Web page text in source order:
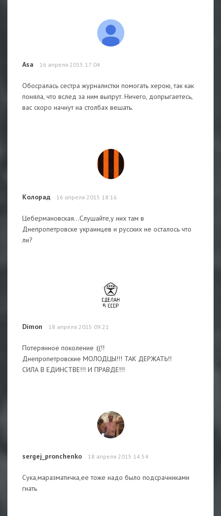
Asa 16 апреля 2015 17:04
Обосралась сестра журналистки помогать херою, так как
поняла, что вслед за ним выпрут. Ничего, допрыгаетесь,
вас скоро начнут на столбах вешать.
Колорад 16 апреля 2015 18:16
Цебермановская...Слушайте,у них там в
Днепропетровске украинцев и русских не осталось что
ли?
Dimon 18 апреля 2015 09:21
Потерянное поколение :((!!
Днепропетровские МОЛОДЦЫ!!! ТАК ДЕРЖАТЬ!!
СИЛА В ЕДИНСТВЕ!!! И ПРАВДЕ!!!
sergej_pronchenko 18 апреля 2015 14:54
Сука,маразматичка,ее тоже надо было подсрачниками
гнать